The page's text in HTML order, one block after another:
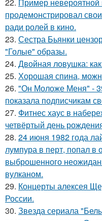
22. Пример невероятной
продемонстрировал
ради ролей в кино.
23. Сестра Бьянки
"Голые" образы.
24. Двойная ловушка:
25. Хорошая спина,
26. "Он Моложе Меня" -
показала подписчикам
27. Фитнес хаус в
четвёртый день
28. 24 июня 1982 года
лумпура в перт, попал в
выброшенного
вулканом.
29. Концерты алексея
России.
30. Звезда сериала